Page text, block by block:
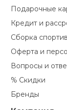
Подарочные
Кредит и
Сборка
Оферта и
Вопросы и
% Скидки
Бренды